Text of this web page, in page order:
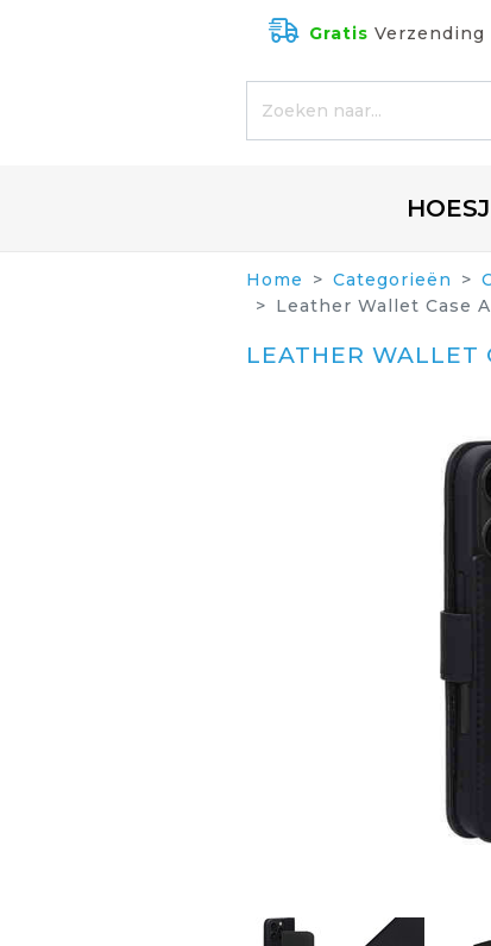
Gratis Verzending
Home Categorieën
Leather Wallet Case
LEATHER WALLET